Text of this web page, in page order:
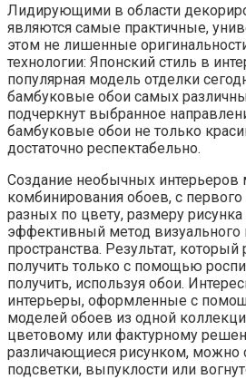
Лидирующими в области
являются самые практичные,
этом не лишенные
технологии: Японский стиль в
популярная модель отделки
бамбуковые обои самых
подчеркнут выбранное
бамбуковые обои не только
достаточно респектабельно.
Создание необычных интерьеров
комбинирования обоев, с
разных по цвету, размеру
эффективный метод визуального
пространства. Результат,
получить только с помощью
получить, используя обои.
интерьеры, оформленные с
моделей обоев из одной
цветовому или фактурному
различающиеся рисунком, можно
подсветки, выпуклости или